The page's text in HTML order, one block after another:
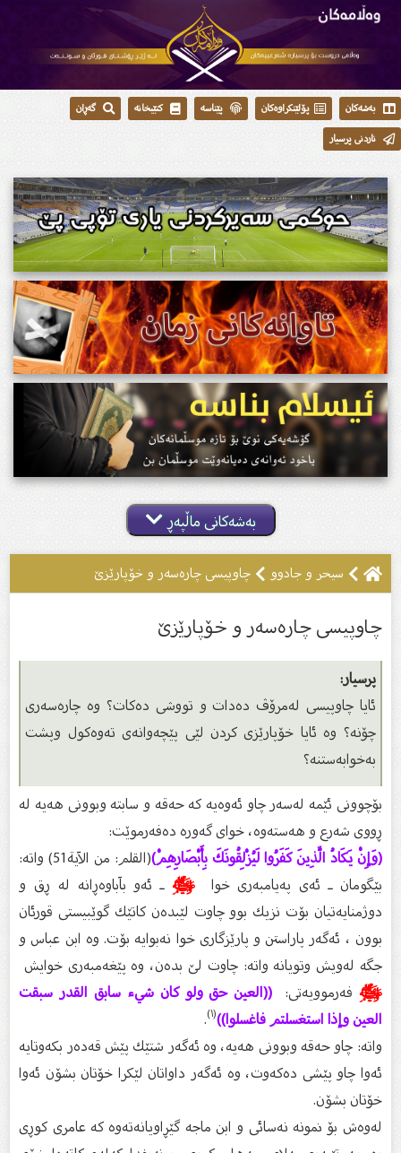
بەشەکان پۆلێنکراوەکان پێناسە کتێبخانە
گەڕان
ناردنی پرسیار
بەشەکانی ماڵپەڕ
سيحر و جادوو چاوپیسی چارەسەر و خۆپارێزێ
چاوپیسی چارەسەر و خۆپارێزێ
پرسیار:
ئایا چاوپیسی لەمرۆڤ دەدات و تووشی دەكات؟ وە چارەسەرى
چۆنە؟ وە ئایا خۆپارێزى كردن لێى پێچەوانەى تەوەكول وپشت
بەخوابەستنە؟
بۆچوونى ئێمە لەسەر چاو ئەوەیە كە حەقە و سابتە وبوونى هەیە لە
ڕووى شەرع و هەستەوە، خواى گەورە دەفەرموێت:
(وَإِنْ يَكَادُ الَّذِينَ كَفَرُوا لَيُزْلِقُونَكَ بِأَبْصَارِهِمْ)
(القلم: من الآية51) واتە:
بێگومان ـ ئەى پەیامبەرى خوا
ﷺـ ئەو بآباوەڕانە لە ڕق و
دوژمنایەتیان بۆت نزیك بوو چاوت لێبدەن كاتێك گوێبیستى قورئان
بوون ، ئەگەر پاراستن و پارێزگاری خوا نەبوایە بۆت. وە ابن عباس و
جگە لەویش وتویانە واتە: چاوت لێ بدەن، وە پێغەمبەرى خوایش
ﷺفەرموویەتى:((العين حق ولو كان شيء سابق القدر سبقت
العين وإذا استغسلتم فاغسلوا))(١) .
واتە: چاو حەقە وبوونى هەیە، وە ئەگەر شتێك پێش قەدەر بكەوتایە
ئەوا چاو پێشی دەكەوت، وە ئەگەر داواتان لێكرا خۆتان بشۆن ئەوا
خۆتان بشۆن.
لەوەش بۆ نمونە نەسائی و ابن ماجە گێڕاویانەتەوە كە عامرى كوڕى